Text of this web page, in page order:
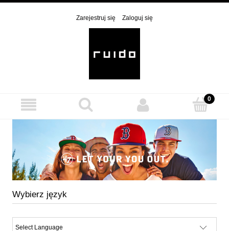
Zarejestruj się Zaloguj się
Wybierz język